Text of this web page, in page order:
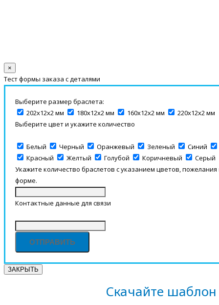
×
Тест формы заказа с деталями
Выберите размер браслета:
202х12х2 мм
180х12х2 мм 160х12х2 мм
220х12х2 мм
Выберите цвет и укажите количество
Белый Черный Оранжевый Зеленый Синий
Красный
Желтый Голубой Коричневый
Серый
Укажите количество браслетов с указанием цветов,
форме.
Контактные данные для связи
ЗАКРЫТЬ
Скачайте